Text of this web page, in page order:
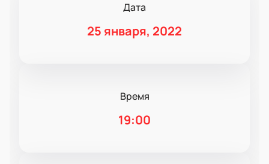
Дата
25 января, 2022
Время
19:00